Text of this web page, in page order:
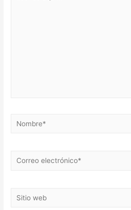
Nombre*
Correo
Sitio